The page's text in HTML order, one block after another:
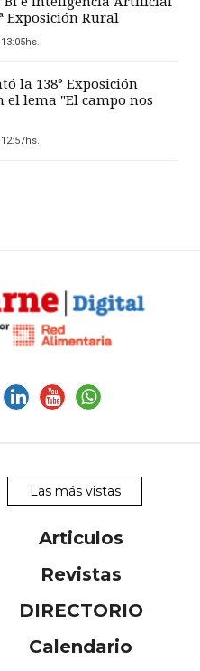
Exposición Rural
la 138° Exposición
el lema "El campo nos
Las más vistas
Articulos
Revistas
DIRECTORIO
Calendario